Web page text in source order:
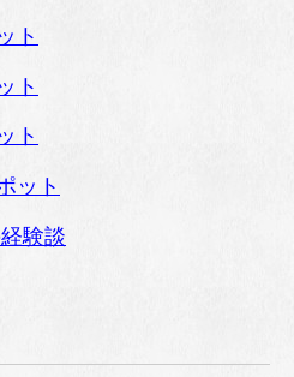
ト
ト
ト
ット
験談